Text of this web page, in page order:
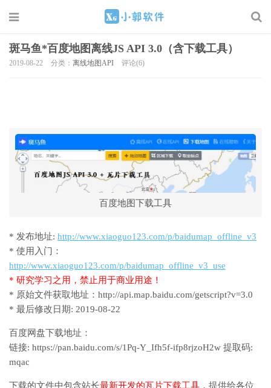
斑马鱼*百度地图离线JS API 3.0（含下载工具）
2019-08-22 分类： 离线地图API 评论(6)
百度地图下载工具
* 发布地址: http://www.xiaoguo123.com/p/baidumap_offline_v3
* 使用入门：
http://www.xiaoguo123.com/p/baidumap_offline_v3_use
* 研究学习之用，禁止用于商业用途！
* 原始文件获取地址：http://api.map.baidu.com/getscript?v=3.0
* 最后修改日期: 2019-08-22
百度网盘下载地址：
链接: https://pan.baidu.com/s/1Pq-Y_Ifh5f-ifp8rjzoH2w 提取码:
mqac
下载的文件中包含站长最新开发的瓦片下载工具 ，提供给各位